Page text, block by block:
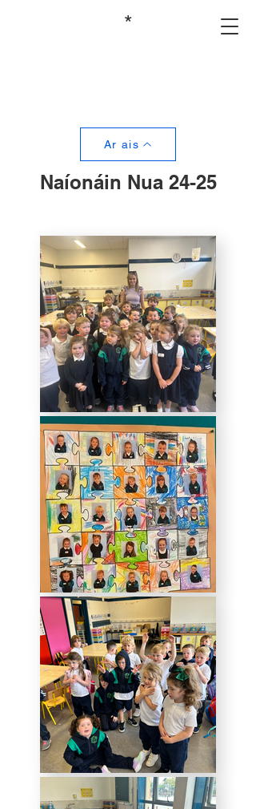
*
Ar ais
Naíonáin Nua 24-25